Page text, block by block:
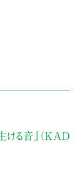
生ける音』（KAD